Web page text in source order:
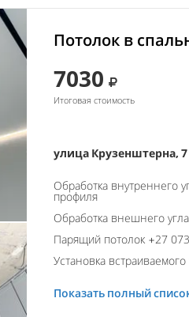
Потолок в
7030
Итоговая стоимость
улица Крузенштерна, 7
Обработка внутреннего
профиля
Обработка внешнего
Парящий потолок +27
Установка
Показать полный